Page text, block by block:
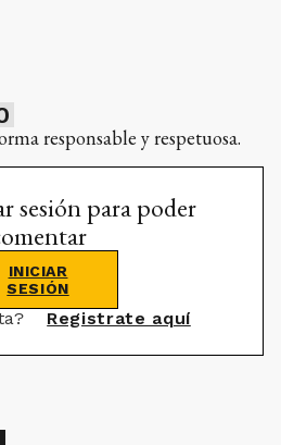
responsable y respetuosa.
sesión para poder
INICIAR
SESIÓN
Registrate aquí